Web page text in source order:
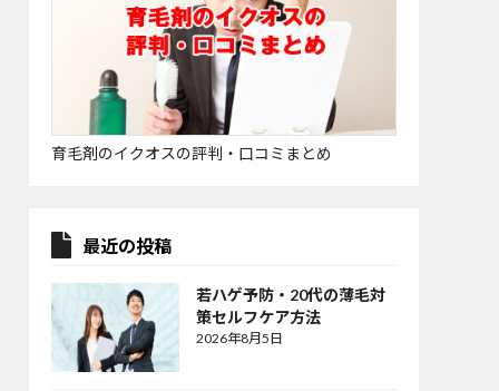
育毛剤のイクオスの評判・口コミまとめ
最近の投稿
若ハゲ予防・20代の薄毛対
策セルフケア方法
2026年8月5日